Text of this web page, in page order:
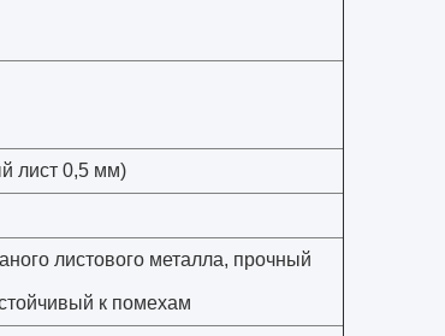
лист 0,5 мм)
листового металла, прочный
к помехам